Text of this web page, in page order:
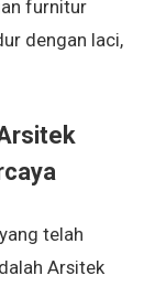
furnitur
dengan laci,
telah
Arsitek